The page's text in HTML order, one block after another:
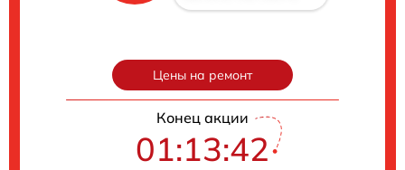
Цены на ремонт
Конец акции
01:13:41